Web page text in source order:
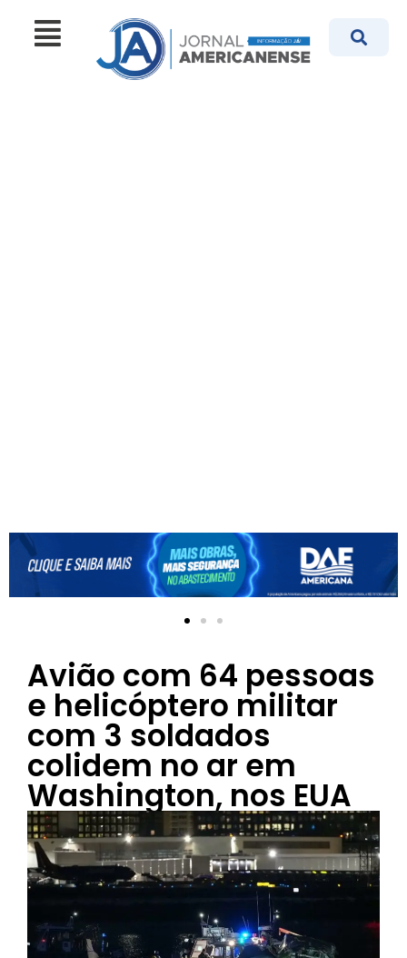
Avião com 64 pessoas
e helicóptero militar
com 3 soldados
colidem no ar em
Washington, nos EUA